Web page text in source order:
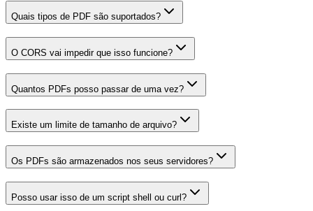
Quais tipos de PDF são suportados?
O CORS vai impedir que isso funcione?
Quantos PDFs posso passar de uma vez?
Existe um limite de tamanho de arquivo?
Os PDFs são armazenados nos seus servidores?
Posso usar isso de um script shell ou curl?